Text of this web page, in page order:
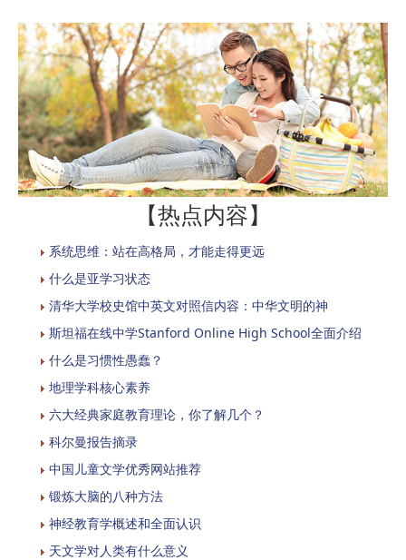
【热点内容】
系统思维：站在高格局，才能走得更远
什么是亚学习状态
清华大学校史馆中英文对照信内容：中华文明的神
斯坦福在线中学Stanford Online High School全面介绍
什么是习惯性愚蠢？
地理学科核心素养
六大经典家庭教育理论，你了解几个？
科尔曼报告摘录
中国儿童文学优秀网站推荐
锻炼大脑的八种方法
神经教育学概述和全面认识
天文学对人类有什么意义